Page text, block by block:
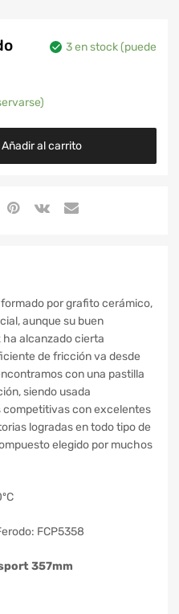
3 en stock (puede
Añadir al carrito
por grafito cerámico,
aunque su buen
ha alcanzado cierta
de fricción va desde
con una pastilla
siendo usada
con excelentes
logradas en todo tipo de
elegido por muchos
FCP5358
357mm